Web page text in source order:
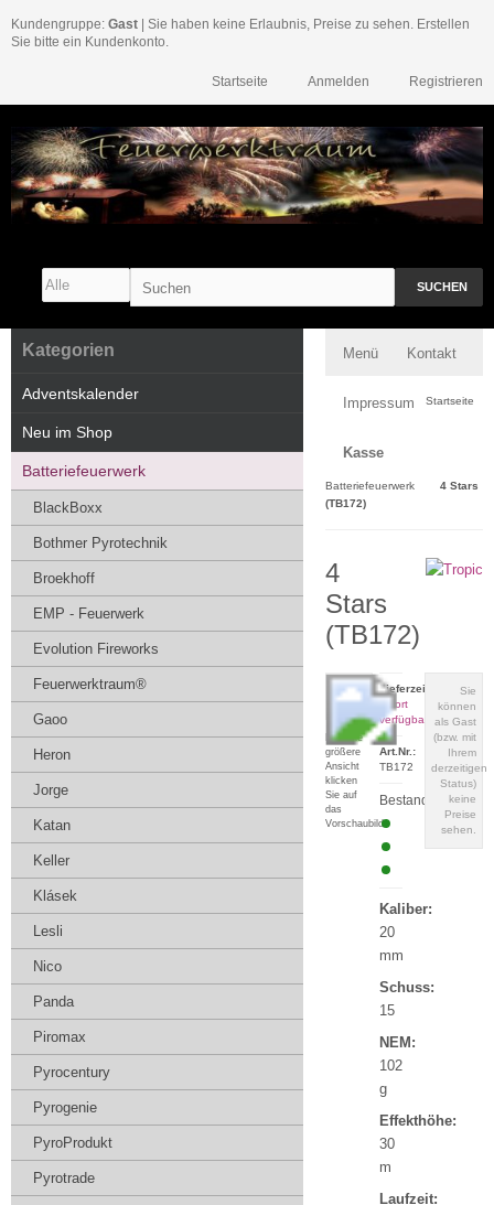
Kundengruppe: Gast | Sie haben keine Erlaubnis, Preise zu sehen. Erstellen
Sie bitte ein Kundenkonto.
Registrieren
Anmelden
Startseite
SUCHEN
Menü Kontakt
Impressum
Kasse
Startseite
Batteriefeuerwerk
4 Stars
(TB172)
4
Stars
(TB172)
Für eine
größere
Ansicht
klicken
Sie auf
das
Vorschaubild
Sie
können
als Gast
(bzw. mit
Ihrem
derzeitigen
Status)
keine
Preise
sehen.
Lieferzeit:
sofort
verfügbar
Art.Nr.:
TB172
Bestand:
Kaliber:
20
mm
Schuss:
15
NEM:
102
g
Effekthöhe:
30
m
Laufzeit:
Kategorien
Adventskalender
Neu im Shop
Batteriefeuerwerk
BlackBoxx
Bothmer Pyrotechnik
Broekhoff
EMP - Feuerwerk
Evolution Fireworks
Feuerwerktraum®
Gaoo
Heron
Jorge
Katan
Keller
Klásek
Lesli
Nico
Panda
Piromax
Pyrocentury
Pyrogenie
PyroProdukt
Pyrotrade